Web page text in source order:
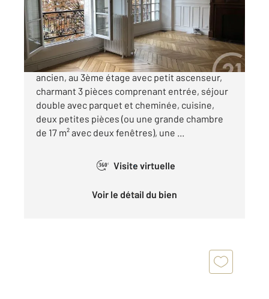
Appartement F3 à vendre
730 000 €
Paris 16ème. Passy. Dans un bel immeuble
ancien, au 3ème étage avec petit ascenseur,
charmant 3 pièces comprenant entrée, séjour
double avec parquet et cheminée, cuisine,
deux petites pièces (ou une grande chambre
de 17 m² avec deux fenêtres), une ...
360° Visite virtuelle
Voir le détail du bien